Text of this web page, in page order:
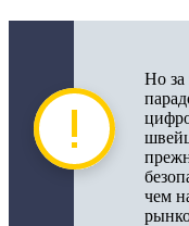
Швейцарии
Кросс-граничная
Практические
Но за
чем